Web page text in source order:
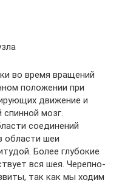
во время вращений
положении при
движение и
мозг.
соединений
области шеи
Более глубокие
вся шея. Черепно-
так как мы ходим